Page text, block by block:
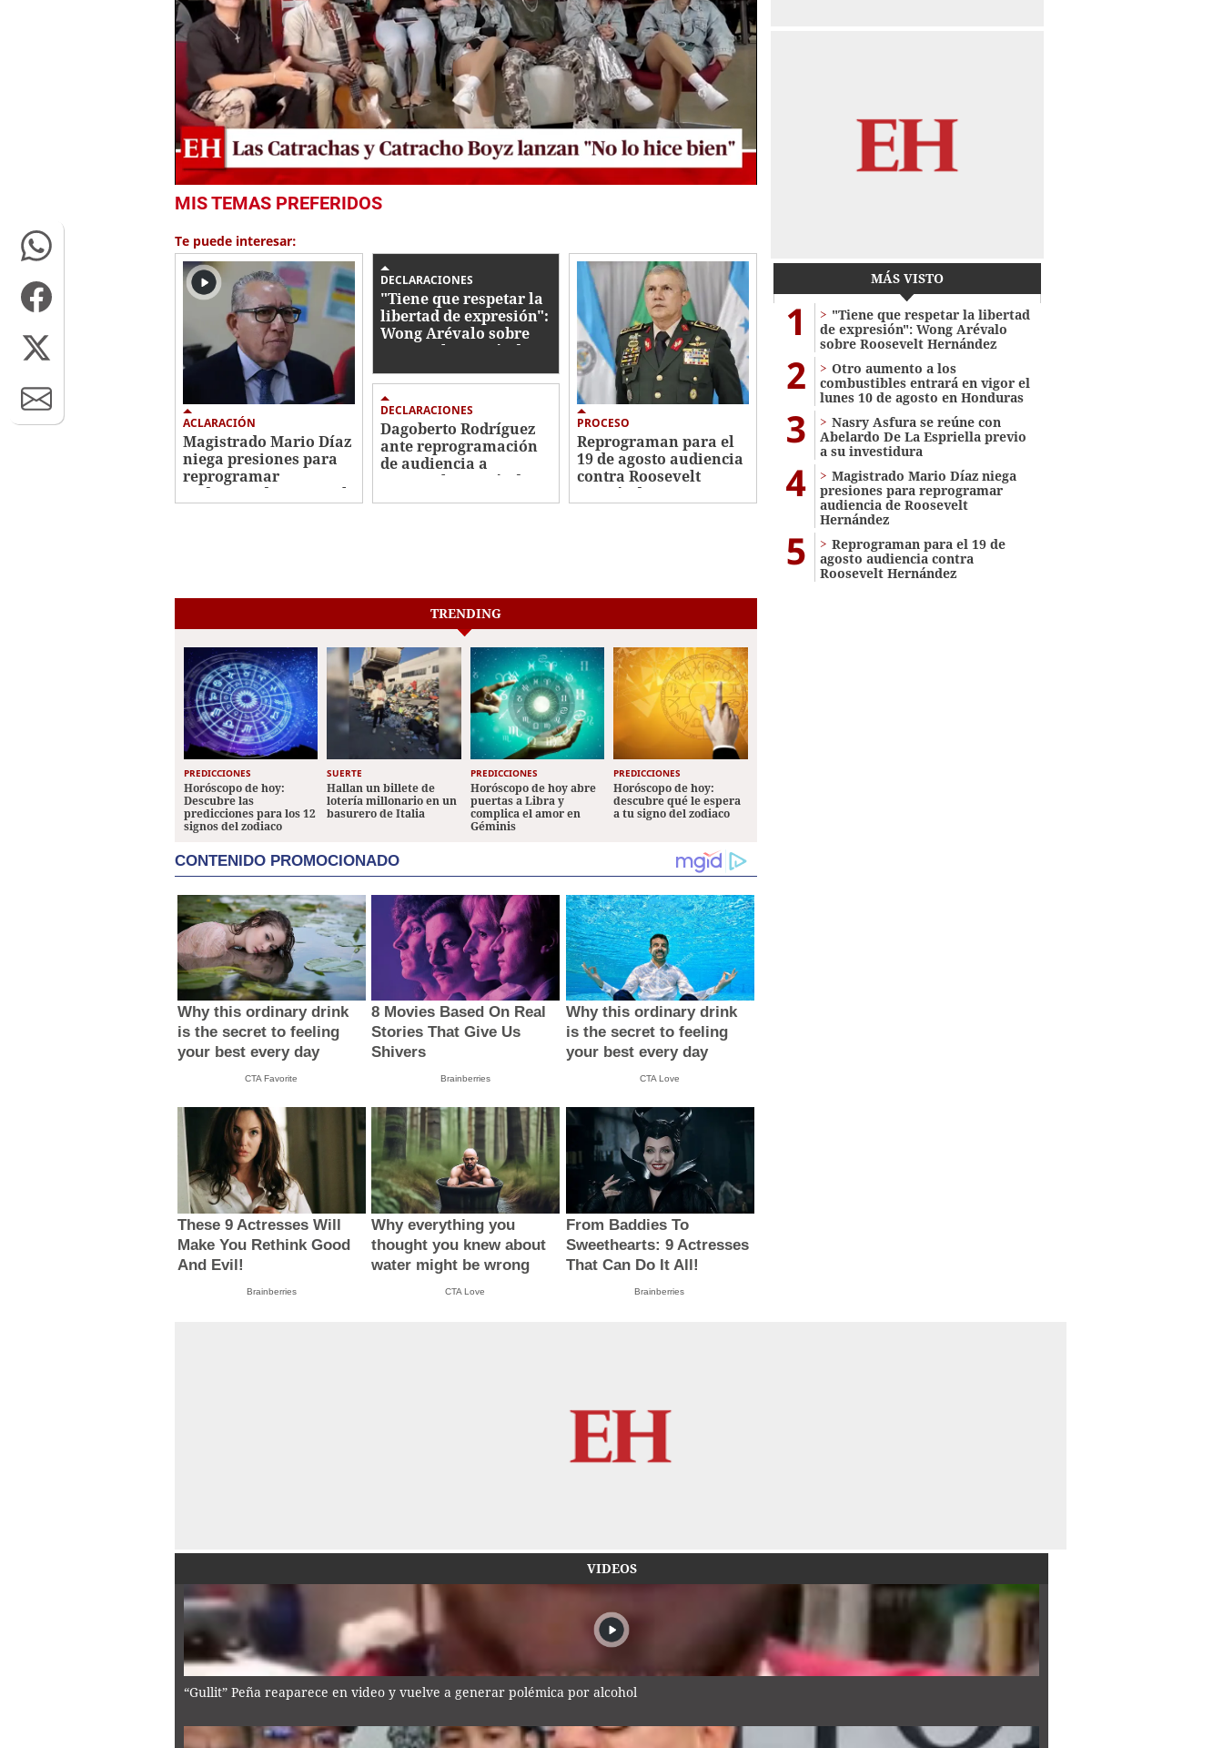
seconds
12
minutes,
secondVolume
0%
MIS TEMAS PREFERIDOS
Te puede interesar:
ACLARACIÓN
Magistrado Mario Díaz
niega presiones para
reprogramar
audiencia de Roosevelt
DECLARACIONES
"Tiene que respetar la
libertad de expresión":
Wong Arévalo sobre
Roosevelt Hernández
DECLARACIONES
Dagoberto Rodríguez
ante reprogramación
de audiencia a
Roosevelt Hernández:
"Fiscal tampoco fue
PROCESO
Reprograman para el
19 de agosto audiencia
contra Roosevelt
Hernández
MÁS VISTO
1
"Tiene que respetar la libertad
de expresión": Wong Arévalo
sobre Roosevelt Hernández
2
Otro aumento a los
combustibles entrará en vigor el
lunes 10 de agosto en Honduras
3
Nasry Asfura se reúne con
Abelardo De La Espriella previo
a su investidura
4
Magistrado Mario Díaz niega
presiones para reprogramar
audiencia de Roosevelt
Hernández
5
Reprograman para el 19 de
agosto audiencia contra
Roosevelt Hernández
TRENDING
PREDICCIONES
Horóscopo de hoy:
Descubre las
predicciones para los 12
signos del zodiaco
SUERTE
Hallan un billete de
lotería millonario en un
basurero de Italia
PREDICCIONES
Horóscopo de hoy abre
puertas a Libra y
complica el amor en
Géminis
PREDICCIONES
Horóscopo de hoy:
descubre qué le espera
a tu signo del zodiaco
CONTENIDO PROMOCIONADO
Why this ordinary drink
is the secret to feeling
your best every day
CTA Favorite
8 Movies Based On Real
Stories That Give Us
Shivers
Brainberries
Why this ordinary drink
is the secret to feeling
your best every day
CTA Love
These 9 Actresses Will
Make You Rethink Good
And Evil!
Brainberries
Why everything you
thought you knew about
water might be wrong
CTA Love
From Baddies To
Sweethearts: 9 Actresses
That Can Do It All!
Brainberries
VIDEOS
“Gullit” Peña reaparece en video y vuelve a generar polémica por alcohol